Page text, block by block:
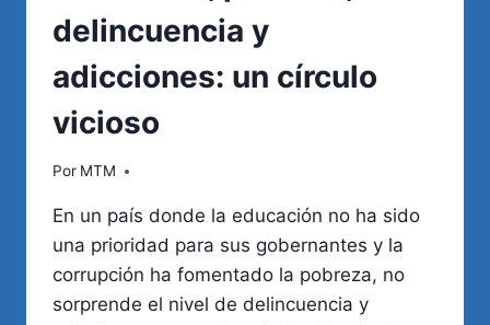
delincuencia y
adicciones: un círculo
vicioso
Por MTM
En un país donde la educación no ha sido
una prioridad para sus gobernantes y la
corrupción ha fomentado la pobreza, no
sorprende el nivel de delincuencia y